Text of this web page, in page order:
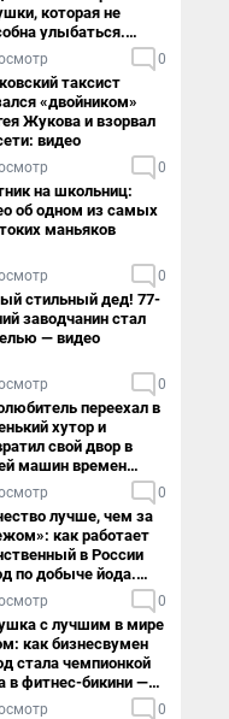
которая не
улыбаться.
0
таксист
«двойником»
Жукова и взорвал
видео
0
на школьниц:
об одном из самых
маньяков
0
стильный дед! 77-
заводчанин стал
— видео
0
переехал в
хутор и
свой двор в
машин времен
Видео
0
лучше, чем за
как работает
в России
по добыче йода.
0
с лучшим в мире
как бизнесвумен
стала чемпионкой
в фитнес-бикини —
0